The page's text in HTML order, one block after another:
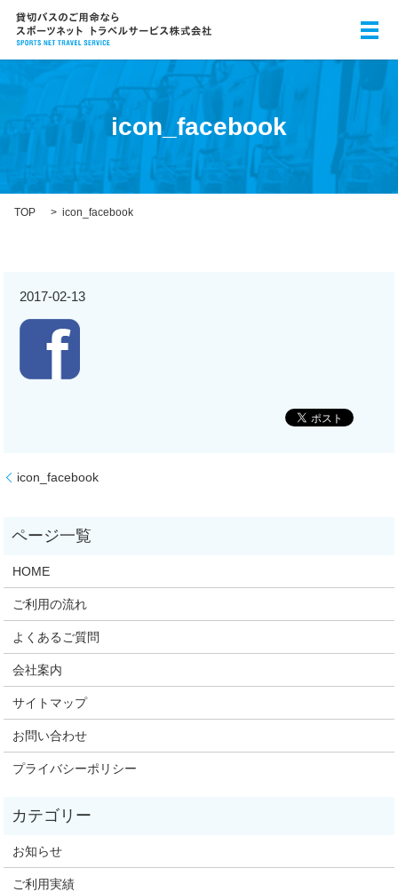
メ
icon_facebook
TOP icon_facebook
2017-02-13
icon_facebook
HOME
ご利用の流れ
よくあるご質問
会社案内
サイトマップ
お問い合わせ
プライバシーポリシー
お知らせ
ご利用実績